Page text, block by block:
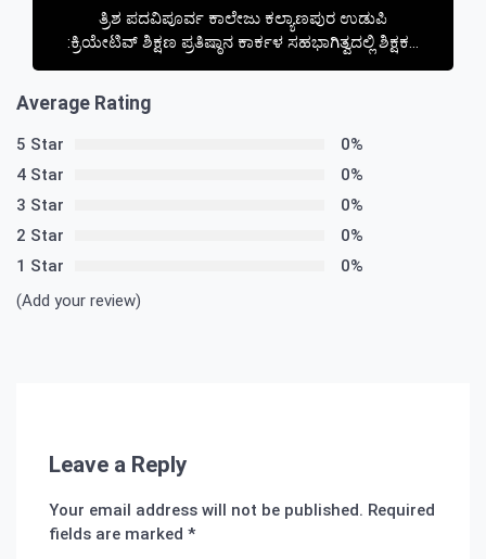
ತ್ರಿಶ ಪದವಿಪೂರ್ವ ಕಾಲೇಜು ಕಲ್ಯಾಣಪುರ ಉಡುಪಿ
:ಕ್ರಿಯೇಟಿವ್ ಶಿಕ್ಷಣ ಪ್ರತಿಷ್ಠಾನ ಕಾರ್ಕಳ ಸಹಭಾಗಿತ್ವದಲ್ಲಿ ಶಿಕ್ಷಕರ
ದಿನಾಚರಣೆ, ಶ್ರೀ ಕೃಷ್ಣ ಜನ್ಮಾಷ್ಟಮಿ ಮತ್ತು ಮೊಸರು ಕುಡಿಕೆ
Average Rating
5 Star
0%
4 Star
0%
3 Star
0%
2 Star
0%
1 Star
0%
(Add your review)
Leave a Reply
Your email address will not be published. Required
fields are marked *